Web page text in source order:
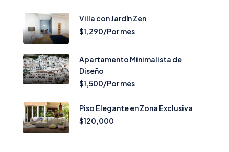
Villa con Jardín Zen
$1,290/Por mes
Apartamento Minimalista de
Diseño
$1,500/Por mes
Piso Elegante en Zona Exclusiva
$120,000